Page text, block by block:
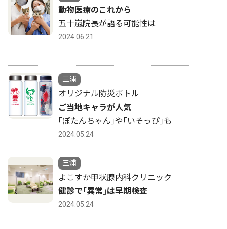
動物医療のこれから
五十嵐院長が語る可能性は
2024.06.21
三浦
オリジナル防災ボトル
ご当地キャラが人気
｢ぼたんちゃん｣や｢いそっぴ｣も
2024.05.24
三浦
よこすか甲状腺内科クリニック
健診で｢異常｣は早期検査
2024.05.24